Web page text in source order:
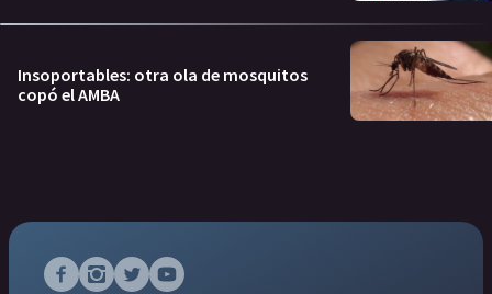
Insoportables: otra ola de mosquitos
copó el AMBA